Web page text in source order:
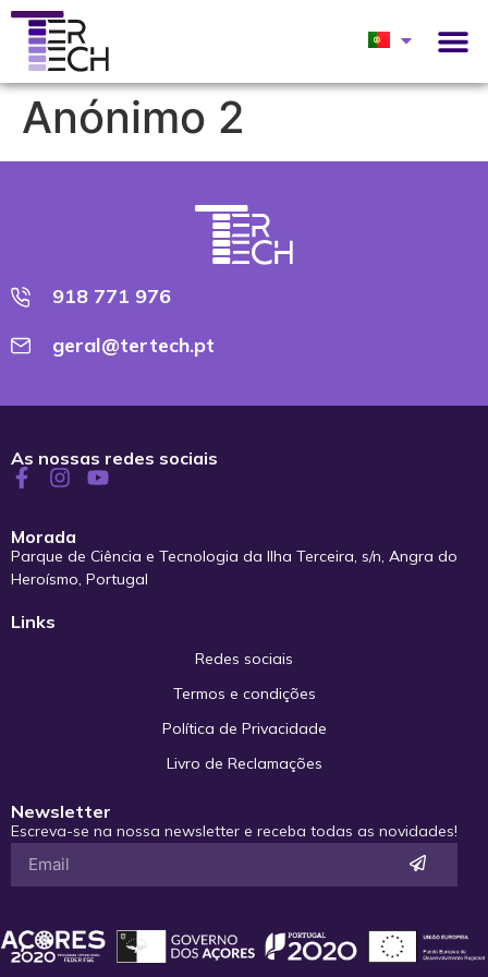
Anónimo 2
918 771 976
geral@tertech.pt
As nossas redes sociais
Morada
Parque de Ciência e Tecnologia da Ilha Terceira, s/n, Angra do
Heroísmo, Portugal
Links
Redes sociais
Termos e condições
Política de Privacidade
Livro de Reclamações
Newsletter
Escreva-se na nossa newsletter e receba todas as novidades!